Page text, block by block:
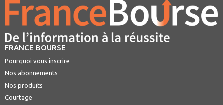
FRANCE BOURSE
Pourquoi vous inscrire
Nos abonnements
Nos produits
Courtage